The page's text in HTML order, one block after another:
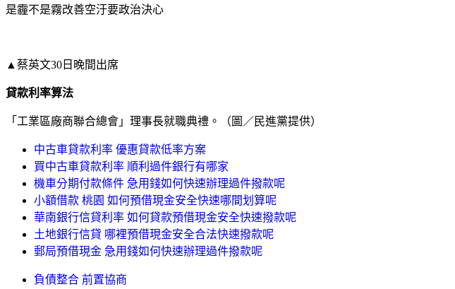
是霾不是霧改善空汙要政治決心
▲蔡英文30日晚間出席
貸款利率算法
「工業區廠商聯合總會」理事長就職典禮。（圖／民進黨提供）
中古車貸款利率 優惠貸款低率方案
買中古車貸款利率 順利過件銀行有哪家
機車分期付款條件 急用錢如何快速辦理過件撥款呢
小額借款 桃園 如何預借現金安全快速哪間划算呢
華南銀行信貸利率 如何貸款預借現金安全快速撥款呢
土地銀行信貸 哪裡預借現金安全合法快速撥款呢
郵局預借現金 急用錢如何快速辦理過件撥款呢
負債整合 前置協商